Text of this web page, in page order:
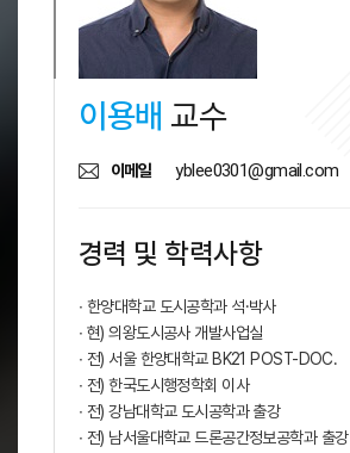
이용배 교수
이메일 yblee0301@gmail.com
경력 및 학력사항
∙ 한양대학교 도시공학과 석·박사
∙ 현) 의왕도시공사 개발사업실
∙ 전) 서울 한양대학교 BK21 POST-DOC.
∙ 전) 한국도시행정학회 이사
∙ 전) 강남대학교 도시공학과 출강
∙ 전) 남서울대학교 드론공간정보공학과 출강